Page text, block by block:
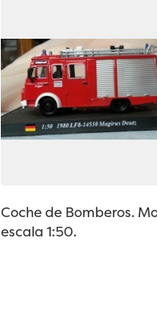
Coche de Bomberos.
escala 1:50.